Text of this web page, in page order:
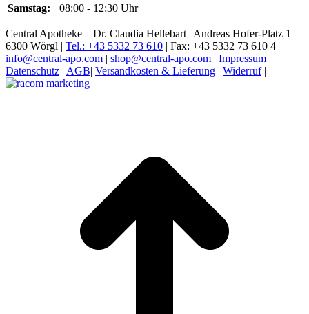
Samstag:
08:00 - 12:30 Uhr
Central Apotheke – Dr. Claudia Hellebart | Andreas Hofer-Platz 1 |
6300 Wörgl | Tel.: +43 5332 73 610 | Fax: +43 5332 73 610 4
info@central-apo.com | shop@central-apo.com | Impressum |
Datenschutz | AGB| Versandkosten & Lieferung | Widerruf|